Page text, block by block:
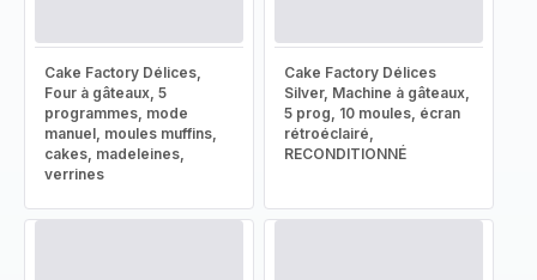
Cake Factory Délices,
Four à gâteaux, 5
programmes, mode
manuel, moules muffins,
cakes, madeleines,
verrines
Cake Factory Délices
Silver, Machine à gâteaux,
5 prog, 10 moules, écran
rétroéclairé,
RECONDITIONNÉ